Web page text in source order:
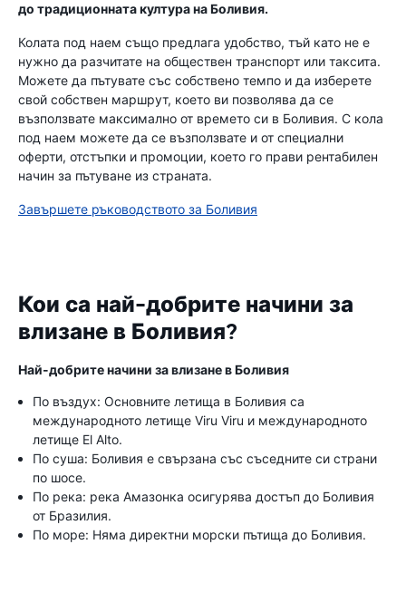
до традиционната култура на Боливия.
Колата под наем също предлага удобство, тъй като не е
нужно да разчитате на обществен транспорт или таксита.
Можете да пътувате със собствено темпо и да изберете
свой собствен маршрут, което ви позволява да се
възползвате максимално от времето си в Боливия. С кола
под наем можете да се възползвате и от специални
оферти, отстъпки и промоции, което го прави рентабилен
начин за пътуване из страната.
Завършете ръководството за Боливия
Кои са най-добрите начини за
влизане в Боливия?
Най-добрите начини за влизане в Боливия
По въздух: Основните летища в Боливия са
международното летище Viru Viru и международното
летище El Alto.
По суша: Боливия е свързана със съседните си страни
по шосе.
По река: река Амазонка осигурява достъп до Боливия
от Бразилия.
По море: Няма директни морски пътища до Боливия.